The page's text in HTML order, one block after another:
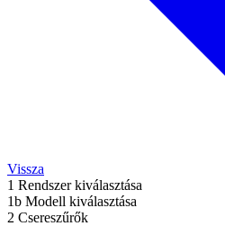
Vissza
1 Rendszer kiválasztása
1b Modell kiválasztása
2 Csereszűrők